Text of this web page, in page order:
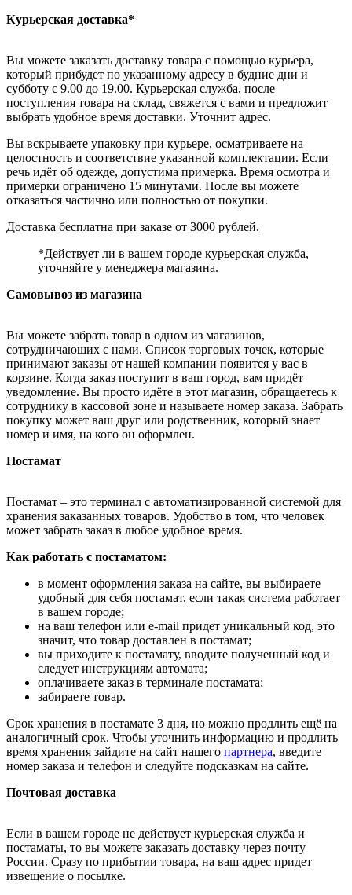
Курьерская доставка*
Вы можете заказать доставку товара с помощью курьера,
который прибудет по указанному адресу в будние дни и
субботу с 9.00 до 19.00. Курьерская служба, после
поступления товара на склад, свяжется с вами и предложит
выбрать удобное время доставки. Уточнит адрес.
Вы вскрываете упаковку при курьере, осматриваете на
целостность и соответствие указанной комплектации. Если
речь идёт об одежде, допустима примерка. Время осмотра и
примерки ограничено 15 минутами. После вы можете
отказаться частично или полностью от покупки.
Доставка бесплатна при заказе от 3000 рублей.
*Действует ли в вашем городе курьерская служба,
уточняйте у менеджера магазина.
Самовывоз из магазина
Вы можете забрать товар в одном из магазинов,
сотрудничающих с нами. Список торговых точек, которые
принимают заказы от нашей компании появится у вас в
корзине. Когда заказ поступит в ваш город, вам придёт
уведомление. Вы просто идёте в этот магазин, обращаетесь к
сотруднику в кассовой зоне и называете номер заказа. Забрать
покупку может ваш друг или родственник, который знает
номер и имя, на кого он оформлен.
Постамат
Постамат – это терминал с автоматизированной системой для
хранения заказанных товаров. Удобство в том, что человек
может забрать заказ в любое удобное время.
Как работать с постаматом:
в момент оформления заказа на сайте, вы выбираете
удобный для себя постамат, если такая система работает
в вашем городе;
на ваш телефон или e-mail придет уникальный код, это
значит, что товар доставлен в постамат;
вы приходите к постамату, вводите полученный код и
следует инструкциям автомата;
оплачиваете заказ в терминале постамата;
забираете товар.
Срок хранения в постамате 3 дня, но можно продлить ещё на
аналогичный срок. Чтобы уточнить информацию и продлить
время хранения зайдите на сайт нашего партнера, введите
номер заказа и телефон и следуйте подсказкам на сайте.
Почтовая доставка
Если в вашем городе не действует курьерская служба и
постаматы, то вы можете заказать доставку через почту
России. Сразу по прибытии товара, на ваш адрес придет
извещение о посылке.